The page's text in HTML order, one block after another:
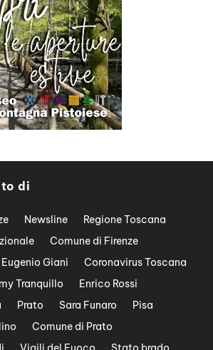
di
Newsline
Regione Toscana
Comune di Firenze
Eugenio Giani
Coronavirus Toscana
Tranquillo
Enrico Rossi
Prato Sara Funaro
Pisa
Comune di Prato